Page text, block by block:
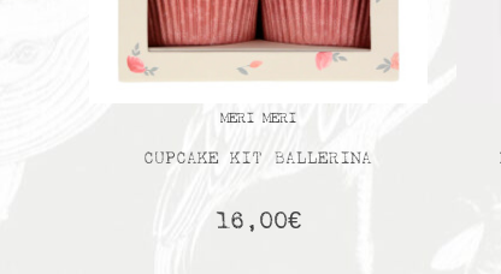
MERI MERI
CUPCAKE KIT BALLERINA
16,00€